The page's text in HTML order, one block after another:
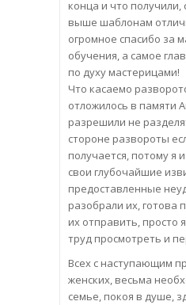
конца и что
выше шаблонам
огромное спасибо за
обучения, а самое
по духу мастерицами!
Что касаемо
отложилось в памяти
разрешили не
стороне развороты
получается, потому я
свои глубочайшие
предоставленные
разобрали их, готова
их отправить, просто
труд просмотреть и
Всех с наступающим
женских, весьма
семье, покоя в душе,